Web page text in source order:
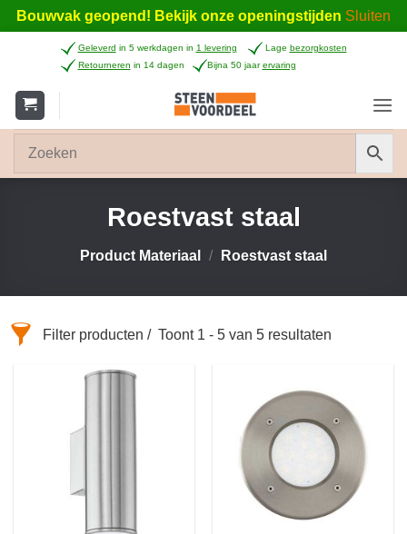
Bouwvak geopend! Bekijk onze openingstijden Sluiten
inhoud
Geleverd in 5 werkdagen in 1 levering Lage bezorgkosten
Retourneren in 14 dagen Bijna 50 jaarervaring
Roestvast staal
Product Materiaal / Roestvast staal
Filter producten Toont 1 - 5 van 5 resultaten